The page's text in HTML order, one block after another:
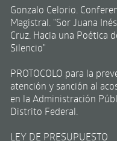
Gonzalo Celorio.
Magistral. "Sor Juana
Cruz. Hacia una Poética
Silencio"
PROTOCOLO para la
atención y sanción al
en la Administración
Distrito Federal.
LEY DE PRESUPUESTO